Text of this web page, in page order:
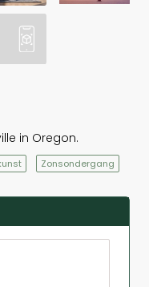
in Oregon.
Zonsondergang